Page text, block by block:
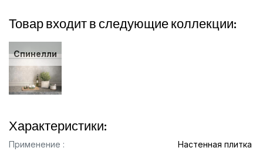
Товар входит в следующие коллекции:
Спинелли
Характеристики:
Применение : Настенная плитка